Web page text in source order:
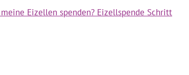
Eizellen spenden? Eizellspende Schritt